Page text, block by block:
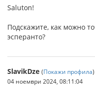
Saluton!
Подскажите, как можно
эсперанто?
SlavikDze (Покажи профила)
04 ноември 2024, 08:11:04